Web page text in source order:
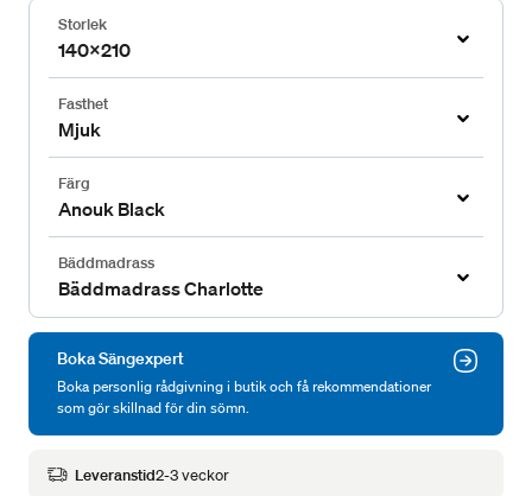
Storlek
140x210
Fasthet
Mjuk
Färg
Anouk Black
Bäddmadrass
Bäddmadrass Charlotte
Boka Sängexpert
Boka personlig rådgivning i butik och få rekommendationer
som gör skillnad för din sömn.
Leveranstid2-3 veckor